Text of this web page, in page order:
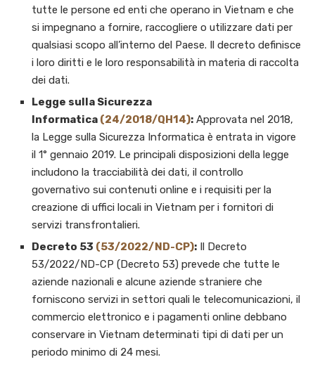
tutte le persone ed enti che operano in Vietnam e che
si impegnano a fornire, raccogliere o utilizzare dati per
qualsiasi scopo all’interno del Paese. Il decreto definisce
i loro diritti e le loro responsabilità in materia di raccolta
dei dati.
Legge sulla Sicurezza
Informatica (24/2018/QH14): Approvata nel 2018,
la Legge sulla Sicurezza Informatica è entrata in vigore
il 1° gennaio 2019. Le principali disposizioni della legge
includono la tracciabilità dei dati, il controllo
governativo sui contenuti online e i requisiti per la
creazione di uffici locali in Vietnam per i fornitori di
servizi transfrontalieri.
Decreto 53 (53/2022/ND-CP): Il Decreto
53/2022/ND-CP (Decreto 53) prevede che tutte le
aziende nazionali e alcune aziende straniere che
forniscono servizi in settori quali le telecomunicazioni, il
commercio elettronico e i pagamenti online debbano
conservare in Vietnam determinati tipi di dati per un
periodo minimo di 24 mesi.